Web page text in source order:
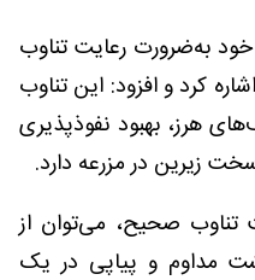
به‌ضرورت رعایت تناوب
کرد و افزود: این تناوب
هرز، بهبود نفوذپذیری
زیرین در مزرعه دارد.
تناوب صحیح، می‌توان از
مداوم و پیاپی در یک